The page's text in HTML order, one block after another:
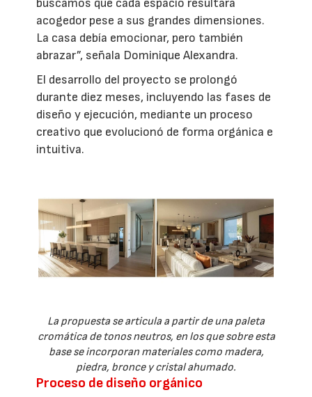
acogedor pese a sus grandes dimensiones.
La casa debía emocionar, pero también
abrazar”, señala Dominique Alexandra.
El desarrollo del proyecto se prolongó
durante diez meses, incluyendo las fases de
diseño y ejecución, mediante un proceso
creativo que evolucionó de forma orgánica e
intuitiva.
La propuesta se articula a partir de una paleta
cromática de tonos neutros, en los que sobre esta
base se incorporan materiales como madera,
piedra, bronce y cristal ahumado.
Proceso de diseño orgánico